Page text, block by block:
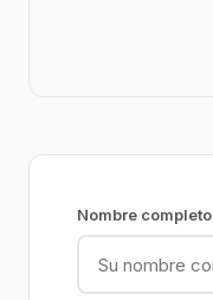
Nombre completo